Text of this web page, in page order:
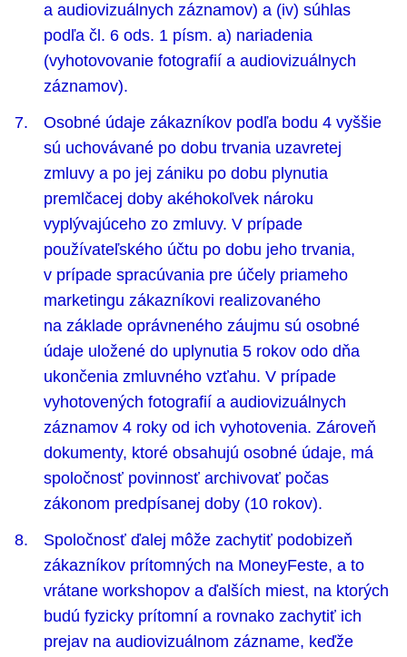
a audiovizuálnych záznamov) a (iv) súhlas
podľa čl. 6 ods. 1 písm. a) nariadenia
(vyhotovovanie fotografií a audiovizuálnych
záznamov).
Osobné údaje zákazníkov podľa bodu 4 vyššie
sú uchovávané po dobu trvania uzavretej
zmluvy a po jej zániku po dobu plynutia
premlčacej doby akéhokoľvek nároku
vyplývajúceho zo zmluvy. V prípade
používateľského účtu po dobu jeho trvania,
v prípade spracúvania pre účely priameho
marketingu zákazníkovi realizovaného
na základe oprávneného záujmu sú osobné
údaje uložené do uplynutia 5 rokov odo dňa
ukončenia zmluvného vzťahu. V prípade
vyhotovených fotografií a audiovizuálnych
záznamov 4 roky od ich vyhotovenia. Zároveň
dokumenty, ktoré obsahujú osobné údaje, má
spoločnosť povinnosť archivovať počas
zákonom predpísanej doby (10 rokov).
Spoločnosť ďalej môže zachytiť podobizeň
zákazníkov prítomných na MoneyFeste, a to
vrátane workshopov a ďalších miest, na ktorých
budú fyzicky prítomní a rovnako zachytiť ich
prejav na audiovizuálnom zázname, keďže